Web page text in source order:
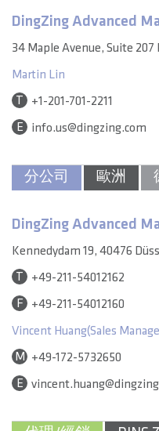
DingZing Advanced
34 Maple Avenue, Suite 207
Martin Lin
T +1-201-701-2211
E info.us@dingzing.com
分公司 歐洲
DingZing Advanced
Kennedydam 19, 40476
T +49-211-54012162
F +49-211-54012160
Vincent Huang(Sales
M +49-172-5732650
E